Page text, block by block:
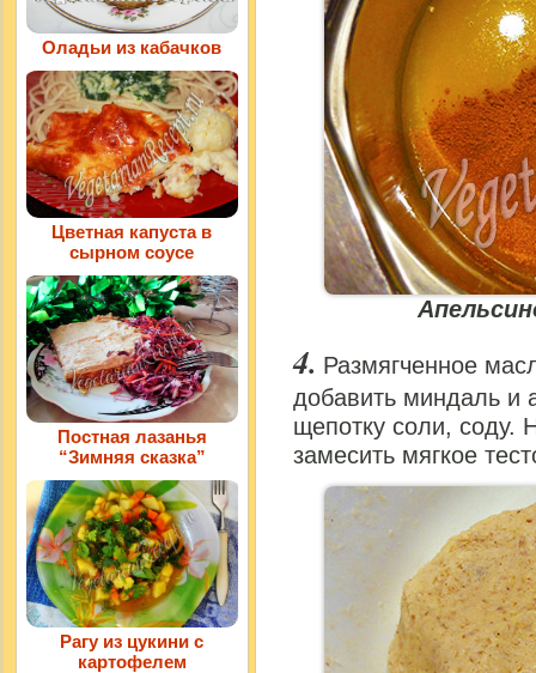
Размягченное
добавить миндаль и
щепотку соли, соду.
замесить мягкое
Оладьи из кабачков
Цветная капуста в
сырном соусе
Постная лазанья
“Зимняя сказка”
Рагу из цукини с
картофелем